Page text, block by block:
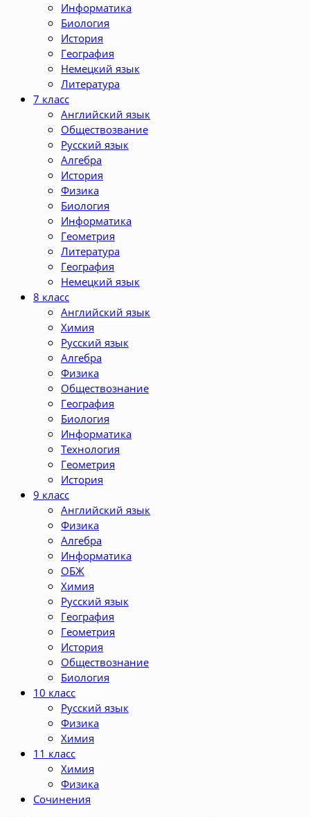
Информатика
Биология
История
География
Немецкий язык
Литература
7 класс
Английский язык
Обществозвание
Русский язык
Алгебра
История
Физика
Биология
Информатика
Геометрия
Литература
География
Немецкий язык
8 класс
Английский язык
Химия
Русский язык
Алгебра
Физика
Обществознание
География
Биология
Информатика
Технология
Геометрия
История
9 класс
Английский язык
Физика
Алгебра
Информатика
ОБЖ
Химия
Русский язык
География
Геометрия
История
Обществознание
Биология
10 класс
Русский язык
Физика
Химия
11 класс
Химия
Физика
Сочинения